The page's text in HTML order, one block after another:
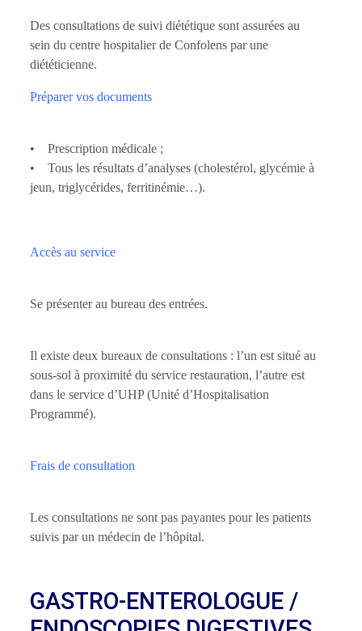
Des consultations de suivi diététique sont assurées au
sein du centre hospitalier de Confolens par une
diététicienne.
Préparer vos documents
• Prescription médicale ;
• Tous les résultats d’analyses (cholestérol, glycémie à
jeun, triglycérides, ferritinémie…).
Accès au service
Se présenter au bureau des entrées.
Il existe deux bureaux de consultations : l’un est situé au
sous-sol à proximité du service restauration, l’autre est
dans le service d’UHP (Unité d’Hospitalisation
Programmé).
Frais de consultation
Les consultations ne sont pas payantes pour les patients
suivis par un médecin de l’hôpital.
GASTRO-ENTEROLOGUE /